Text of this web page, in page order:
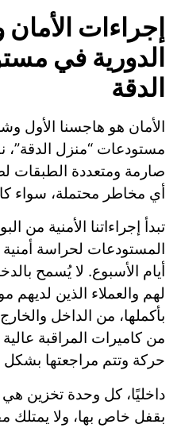
إجراءات الأمان
الدورية في
الدقة
الأمان هو هاجسنا الأول
مستودعات “منزل الدقة”،
صارمة ومتعددة الطبقات
أي مخاطر محتملة، سواء
تبدأ إجراءاتنا الأمنية من
أيام الأسبوع. لا يُسمح
لهم والعملاء الذين لديهم
بأكملها، من الداخل
من كاميرات المراقبة
حركة وتتم مراجعتها
داخليًا، كل وحدة تخزين
بقفل خاص بها، ولا يمتلك